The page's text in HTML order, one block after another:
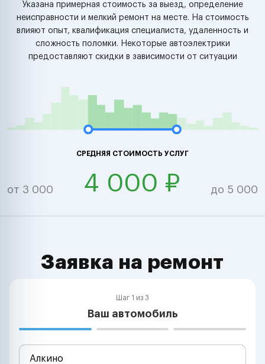
Указана примерная стоимость за выезд, определение
неисправности и мелкий ремонт на месте. На стоимость
влияют опыт, квалификация специалиста, удаленность и
сложность поломки. Некоторые автоэлектрики
предоставляют скидки в зависимости от ситуации
СРЕДНЯЯ СТОИМОСТЬ УСЛУГ
от 3 000 4 000 ₽ до 5 000
Заявка на ремонт
Шаг 1 из 3
Ваш автомобиль